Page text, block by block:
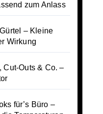
zum Anlass
– Kleine
Wirkung
Cut-Outs & Co. –
für’s Büro –